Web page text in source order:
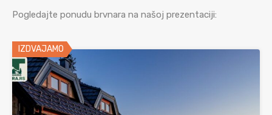
Pogledajte ponudu brvnara na našoj prezentaciji:
IZDVAJAMO